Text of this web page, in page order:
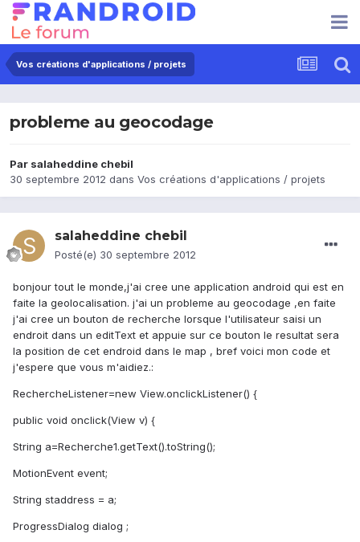
Vos créations d'applications / projets
probleme au geocodage
Par salaheddine chebil
30 septembre 2012 dans Vos créations d'applications / projets
salaheddine chebil
Posté(e) 30 septembre 2012
bonjour tout le monde,j'ai cree une application android qui est en
faite la geolocalisation. j'ai un probleme au geocodage ,en faite
j'ai cree un bouton de recherche lorsque l'utilisateur saisi un
endroit dans un editText et appuie sur ce bouton le resultat sera
la position de cet endroid dans le map , bref voici mon code et
j'espere que vous m'aidiez.:
RechercheListener=new View.onclickListener() {
public void onclick(View v) {
String a=Recherche1.getText().toString();
MotionEvent event;
String staddress = a;
ProgressDialog dialog ;